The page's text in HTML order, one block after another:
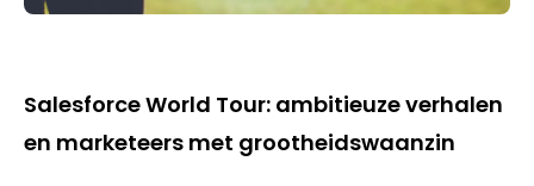
Salesforce World Tour: ambitieuze verhalen
en marketeers met grootheidswaanzin